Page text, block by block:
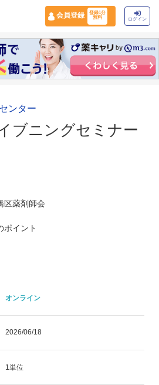
会員登録
登録1分
無料
ログイン
ンター
ブニングセミナー
区薬剤師会
ポイント
オンライン
2026/06/18
1単位